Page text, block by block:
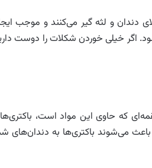
دندان و لثه گیر می‌کنند و موجب
اگر خیلی خوردن شکلات را دوست
که حاوی این مواد است،
می‌شوند باکتری‌ها به دندان‌های